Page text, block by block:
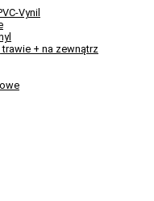
Vynil
+ na zewnątrz